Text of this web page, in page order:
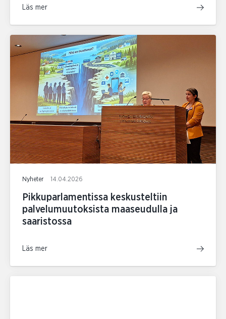
Läs mer
Nyheter 14.04.2026
Pikkuparlamentissa keskusteltiin
palvelumuutoksista maaseudulla ja
saaristossa
Läs mer